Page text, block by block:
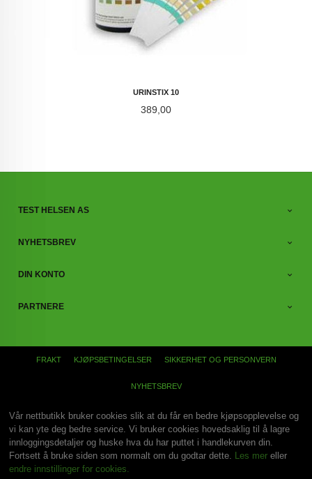
URINSTIX 10
Pris
389,00
TEST HELSEN AS
NYHETSBREV
DIN KONTO
PARTNERE
FRAKT KJØPSBETINGELSER SIKKERHET OG PERSONVERN
NYHETSBREV
Vår nettbutikk bruker cookies slik at du får en bedre kjøpsopplevelse og
vi kan yte deg bedre service. Vi bruker cookies hovedsaklig til å lagre
innloggingsdetaljer og huske hva du har puttet i handlekurven din.
Fortsett å bruke siden som normalt om du godtar dette. Les mer eller
endre innstillinger for cookies.